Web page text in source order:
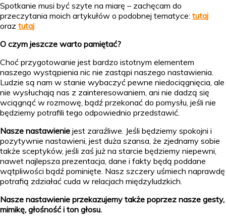
Spotkanie musi być szyte na miarę – zachęcam do
przeczytania moich artykułów o podobnej tematyce: tutaj
oraz tutaj
O czym jeszcze warto pamiętać?
Choć przygotowanie jest bardzo istotnym elementem
naszego wystąpienia nic nie zastąpi naszego nastawienia.
Ludzie są nam w stanie wybaczyć pewne niedociągnięcia, ale
nie wysłuchają nas z zainteresowaniem, ani nie dadzą się
wciągnąć w rozmowę, bądź przekonać do pomysłu, jeśli nie
będziemy potrafili tego odpowiednio przedstawić.
Nasze nastawienie jest zaraźliwe. Jeśli będziemy spokojni i
pozytywnie nastawieni, jest duża szansa, że zjednamy sobie
także sceptyków, jeśli zaś już na starcie będziemy niepewni,
nawet najlepsza prezentacja, dane i fakty będą poddane
wątpliwości bądź pominięte. Nasz szczery uśmiech naprawdę
potrafią zdziałać cuda w relacjach międzyludzkich.
Nasze nastawienie przekazujemy także poprzez nasze gesty,
mimikę, głośność i ton głosu.